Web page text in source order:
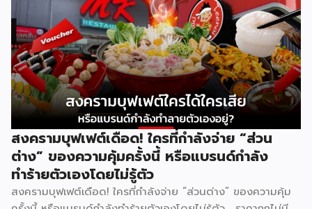
สงครามบุฟเฟต์เดือด! ใครที่กำลังจ่าย “ส่วน
ต่าง” ของความคุ้มครั้งนี้ หรือแบรนด์กำลัง
ทำร้ายตัวเองโดยไม่รู้ตัว
สงครามบุฟเฟต์เดือด! ใครที่กำลังจ่าย “ส่วนต่าง” ของความคุ้ม